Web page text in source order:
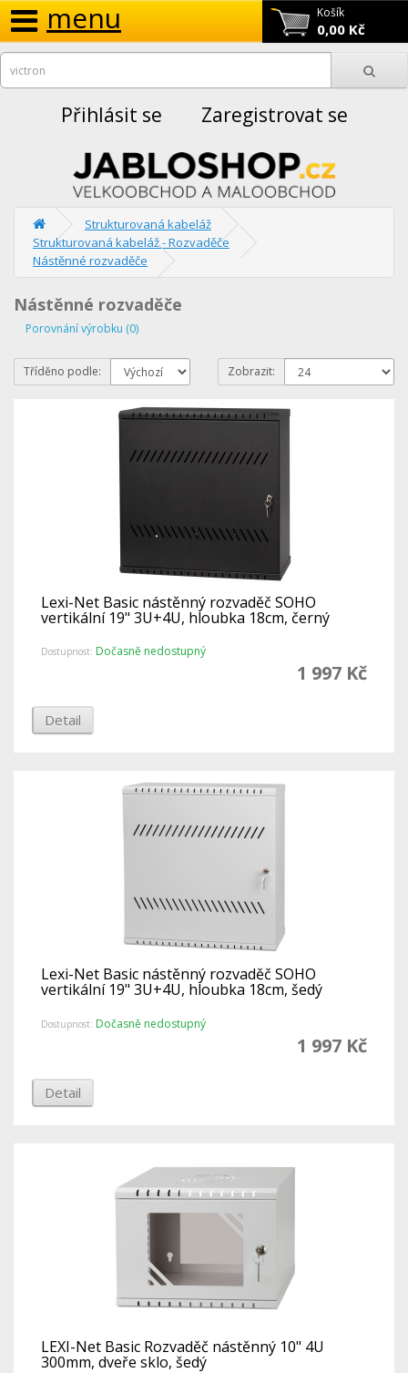
Košík
0,00 Kč
menu
Přihlásit se Zaregistrovat se
Strukturovaná kabeláž
Strukturovaná kabeláž - Rozvaděče
Nástěnné rozvaděče
Nástěnné rozvaděče
Porovnání výrobku (0)
Tříděno podle: Zobrazit:
Lexi-Net Basic nástěnný rozvaděč SOHO
vertikální 19" 3U+4U, hloubka 18cm, černý
Dostupnost: Dočasně nedostupný
1 997 Kč
Detail
Lexi-Net Basic nástěnný rozvaděč SOHO
vertikální 19" 3U+4U, hloubka 18cm, šedý
Dostupnost: Dočasně nedostupný
1 997 Kč
Detail
LEXI-Net Basic Rozvaděč nástěnný 10" 4U
300mm, dveře sklo, šedý